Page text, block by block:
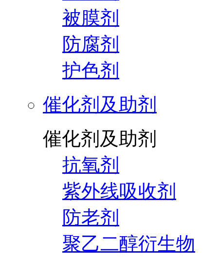
被膜剂
防腐剂
护色剂
催化剂及助剂
催化剂及助剂
抗氧剂
紫外线吸收剂
防老剂
聚乙二醇衍生物